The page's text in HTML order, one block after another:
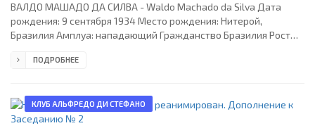
ВАЛДО МАШАДО ДА СИЛВА - Waldo Machado da Silva Дата
рождения: 9 сентября 1934 Место рождения: Нитерой,
Бразилия Амплуа: нападающий Гражданство Бразилия Рост
ПОДРОБНЕЕ
КЛУБ АЛЬФРЕДО ДИ СТЕФАНО